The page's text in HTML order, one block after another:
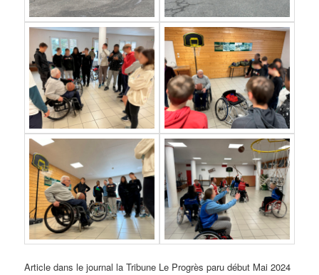
Article dans le journal la Tribune Le Progrès paru début Mai 2024